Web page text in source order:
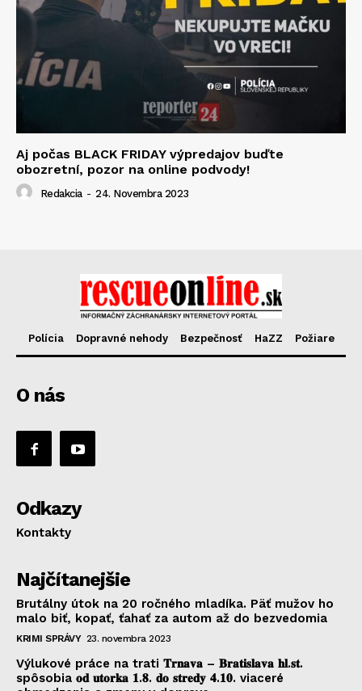
Aj počas BLACK FRIDAY výpredajov buďte
obozretní, pozor na online podvody!
Redakcia - 24. Novembra 2023
Polícia Dopravné nehody Bezpečnosť HaZZ Požiare
O nás
Odkazy
Kontakty
Najčítanejšie
Brutálny útok na 20 ročného mladíka. Päť mužov ho
malo biť, kopať, ťahať za autom až do bezvedomia
KRIMI SPRÁVY 23. novembra 2023
Výlukové práce na trati 𝐓𝐫𝐧𝐚𝐯𝐚 – 𝐁𝐫𝐚𝐭𝐢𝐬𝐥𝐚𝐯𝐚 𝐡𝐥.𝐬𝐭.
spôsobia 𝐨𝐝 𝐮𝐭𝐨𝐫𝐤𝐚 𝟏.𝟖. 𝐝𝐨 𝐬𝐭𝐫𝐞𝐝𝐲 𝟒.𝟏𝟎. viaceré